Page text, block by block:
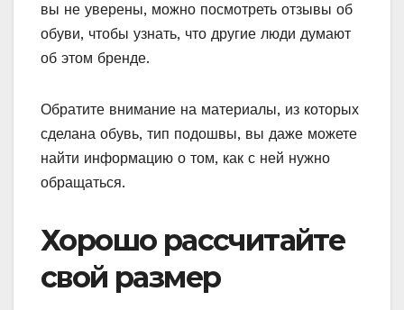
вы не уверены, можно посмотреть отзывы об
обуви, чтобы узнать, что другие люди думают
об этом бренде.
Обратите внимание на материалы, из которых
сделана обувь, тип подошвы, вы даже можете
найти информацию о том, как с ней нужно
обращаться.
Хорошо рассчитайте
свой размер